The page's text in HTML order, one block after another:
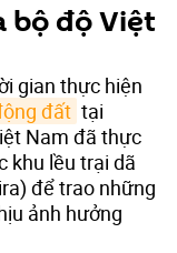
bộ độ Việt
gian thực hiện
đất tại
Nam đã thực
khu lều trại dã
để trao những
ảnh hưởng